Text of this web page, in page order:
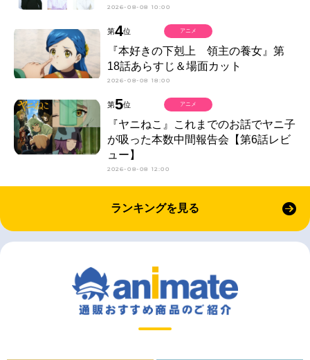
2026-08-08 10:00
第4位
『本好きの下剋上 領主の養女』第
18話あらすじ＆場面カット
2026-08-08 18:00
アニメ
第5位
『ヤニねこ』これまでのお話でヤニ子
が吸った本数中間報告会【第6話レビ
ュー】
2026-08-08 12:00
アニメ
ランキングを見る